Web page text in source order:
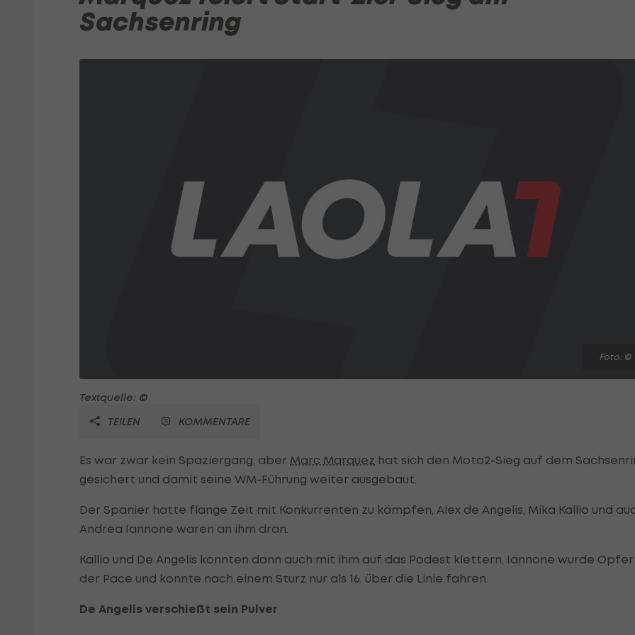
Sachsenring
Foto: ©
Textquelle: ©
TEILEN
KOMMENTARE
Es war zwar kein Spaziergang, aber Marc Marquez hat sich den Moto2-Sieg auf dem
gesichert und damit seine WM-Führung weiter ausgebaut.
Der Spanier hatte flange Zeit mit Konkurrenten zu kämpfen, Alex de Angelis, Mika Kallio und
Andrea Iannone waren an ihm dran.
Kallio und De Angelis konnten dann auch mit ihm auf das Podest klettern, Iannone wurde Opfer
der Pace und konnte nach einem Sturz nur als 16. über die Linie fahren.
De Angelis verschießt sein Pulver